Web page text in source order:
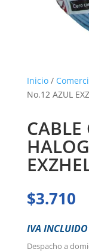
Inicio/
No.12 AZUL
CABLE
$3.710
IVA INCLUIDO
Despacho a